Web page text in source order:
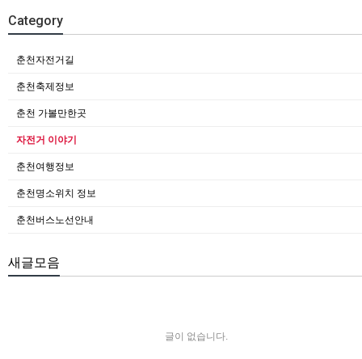
Category
춘천자전거길
춘천축제정보
춘천 가볼만한곳
자전거 이야기
춘천여행정보
춘천명소위치 정보
춘천버스노선안내
새글모음
글이 없습니다.